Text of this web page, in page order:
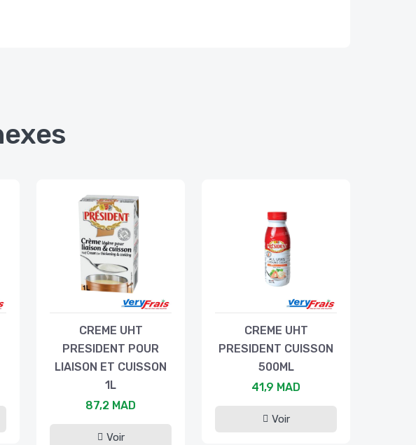
CREME UHT
PRESIDENT POUR
LIAISON ET CUISSON
1L
87,2 MAD
Voir
CREME UHT
PRESIDENT CUISSON
500ML
41,9 MAD
Voir